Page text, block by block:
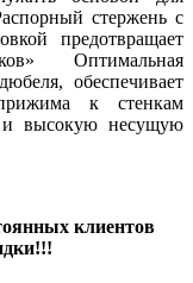
стержень с
предотвращает
Оптимальная
обеспечивает
к стенкам
и высокую несущую
клиентов